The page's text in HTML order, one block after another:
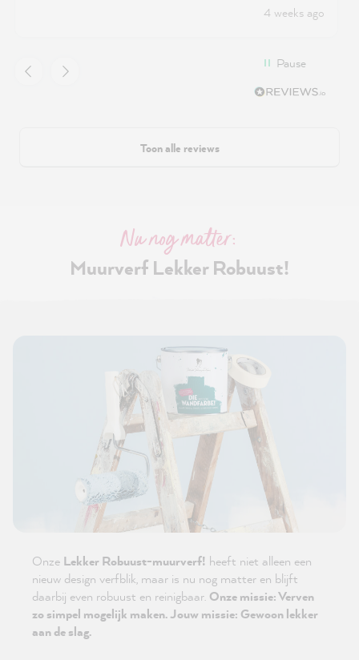
4 weeks ago
Pause
Toon alle reviews
Nu nog matter:
Muurverf Lekker Robuust!
Onze Lekker Robuust-muurverf! heeft niet alleen een
nieuw design verfblik, maar is nu nog matter en blijft
daarbij even robuust en reinigbaar. Onze missie: Verven
zo simpel mogelijk maken. Jouw missie: Gewoon lekker
aan de slag.